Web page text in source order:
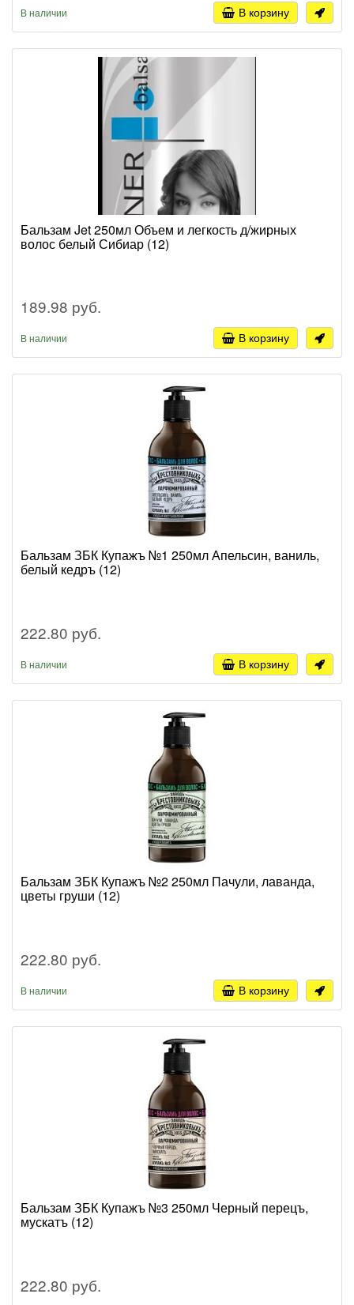
В наличии В корзину
Бальзам Jet 250мл Объем и легкость д/жирных
волос белый Сибиар (12)
189.98 руб.
В наличии В корзину
Бальзам ЗБК Купажъ №1 250мл Апельсин, ваниль,
белый кедръ (12)
222.80 руб.
В наличии В корзину
Бальзам ЗБК Купажъ №2 250мл Пачули, лаванда,
цветы груши (12)
222.80 руб.
В наличии В корзину
Бальзам ЗБК Купажъ №3 250мл Черный перецъ,
мускатъ (12)
222.80 руб.